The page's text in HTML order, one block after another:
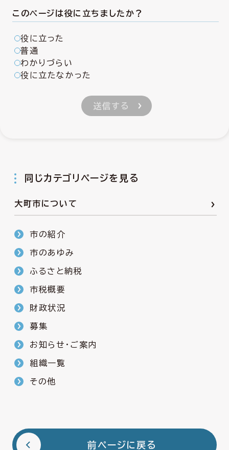
このページは役に立ちましたか？
役に立った
普通
わかりづらい
役に立たなかった
同じカテゴリページを見る
大町市について
市の紹介
市のあゆみ
ふるさと納税
市税概要
財政状況
募集
お知らせ・ご案内
組織一覧
その他
前ページに戻る